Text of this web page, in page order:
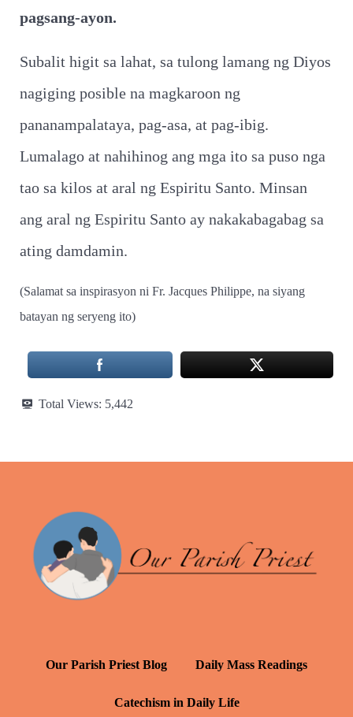
pagsang-ayon.
Subalit higit sa lahat, sa tulong lamang ng Diyos
nagiging posible na magkaroon ng
pananampalataya, pag-asa, at pag-ibig.
Lumalago at nahihinog ang mga ito sa puso nga
tao sa kilos at aral ng Espiritu Santo. Minsan
ang aral ng Espiritu Santo ay nakakabagabag sa
ating damdamin.
(Salamat sa inspirasyon ni Fr. Jacques Philippe, na siyang
batayan ng seryeng ito)
Total Views: 5,442
Our Parish Priest Blog Daily Mass Readings
Catechism in Daily Life